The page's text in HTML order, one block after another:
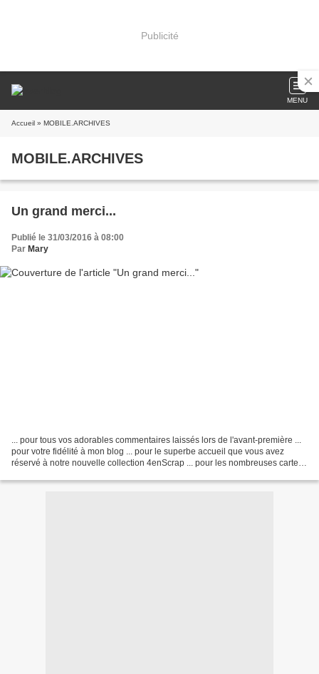
Publicité
MENU
Accueil » MOBILE.ARCHIVES
MOBILE.ARCHIVES
Un grand merci...
Publié le 31/03/2016 à 08:00
Par Mary
... pour tous vos adorables commentaires laissés lors de l'avant-première ...
pour votre fidélité à mon blog ... pour le superbe accueil que vous avez
réservé à notre nouvelle collection 4enScrap ... pour les nombreuses cartes